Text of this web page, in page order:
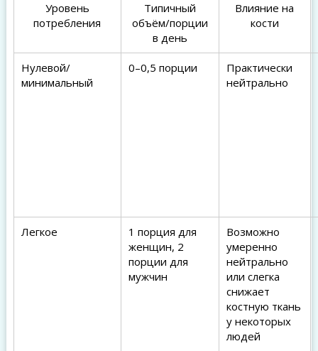
Уровень
потребления
Типичный
объём/порции
в день
Влияние на
кости
Нулевой/
минимальный
0–0,5 порции
Практически
нейтрально
Легкое
1 порция для
женщин, 2
порции для
мужчин
Возможно
умеренно
нейтрально
или слегка
снижает
костную ткань
у некоторых
людей